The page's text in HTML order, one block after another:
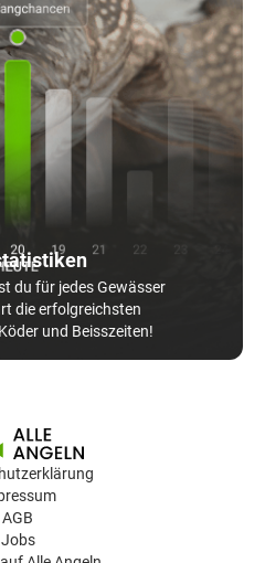
du für jedes Gewässer
die erfolgreichsten
und Beisszeiten!
AGB
Jobs